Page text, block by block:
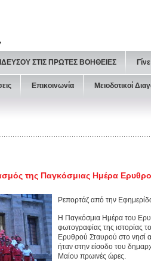
ΣΤΙΣ ΠΡΩΤΕΣ ΒΟΗΘΕΙΕΣ
Επικοινωνία Μειοδοτικοί
της Παγκόσμιας Ημέρα
Ρεπορτάζ από την
Η Παγκόσμια Ημέρα του
φωτογραφίας της ιστορίας
Ερυθρού Σταυρού στο νησί
ήταν στην είσοδο του
Μαίου πρωινές ώρες.